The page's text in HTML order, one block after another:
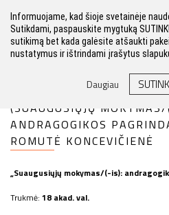
(SUAUGUSIŲJŲ
ANDRAGOGIKOS
ROMUTĖ KONCEVIČIENĖ
„Suaugusiųjų mokymas/(-is):
Trukmė: 18 akad. val.
Informuojame, kad šioje svetainėje
Sutikdami, paspauskite mygtuką
sutikimą bet kada galėsite atšaukti
nustatymus ir ištrindami įrašytus
Daugiau